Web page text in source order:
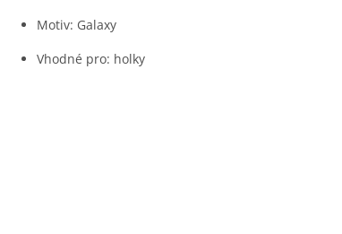
Motiv: Galaxy
Vhodné pro: holky